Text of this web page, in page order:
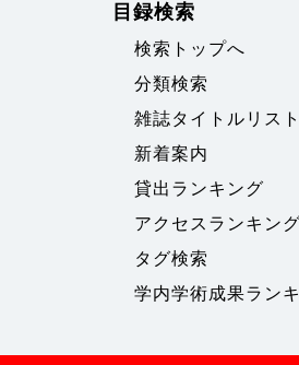
目録検索
検索トップへ
分類検索
雑誌タイトルリスト
新着案内
貸出ランキング
アクセスランキング
タグ検索
学内学術成果ラン